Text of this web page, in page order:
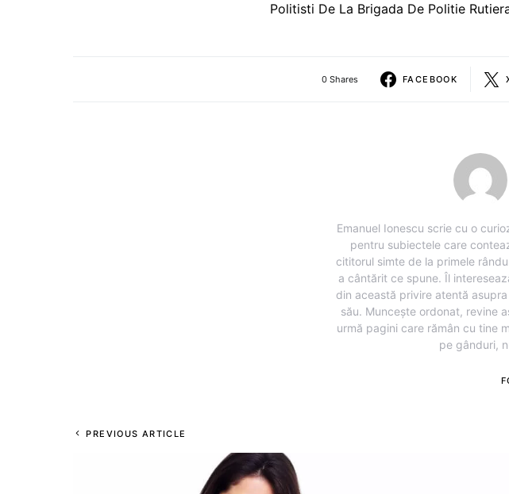
Politisti De La Brigada De Politie
0 Shares FACEBOOK
Emanuel Ionescu scrie cu o
pentru subiectele care
cititorul simte de la primele
a cântărit ce spune. Îl
din această privire atentă
său. Muncește ordonat, revine
urmă pagini care rămân cu tine
pe gânduri,
PREVIOUS ARTICLE